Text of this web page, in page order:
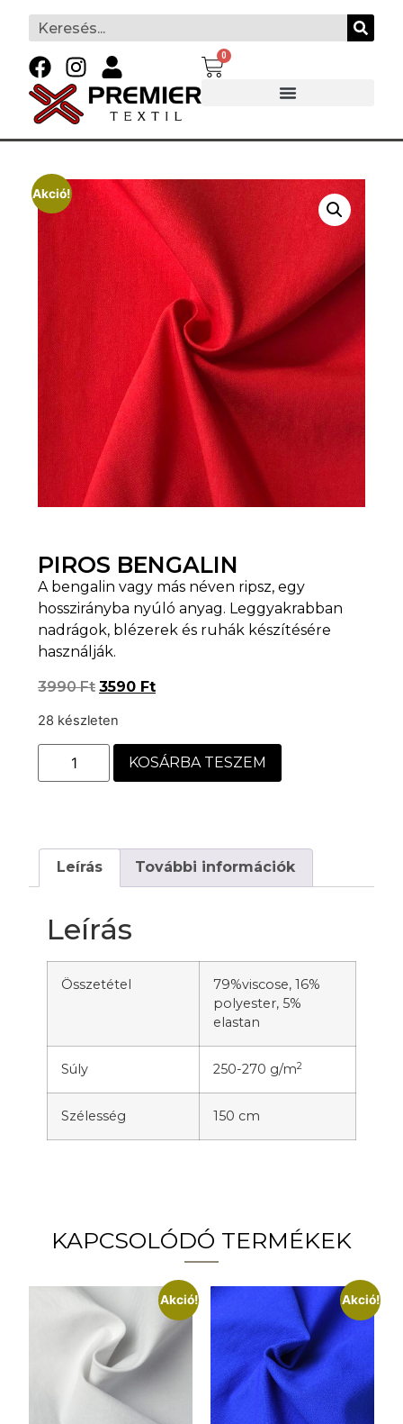
0
Akció!
PIROS BENGALIN
A bengalin vagy más néven ripsz, egy
hosszirányba nyúló anyag. Leggyakrabban
nadrágok, blézerek és ruhák készítésére
használják.
3990Ft 3590 Ft
28 készleten
KOSÁRBA TESZEM
Leírás További információk
Leírás
Összetétel
79%viscose, 16%
polyester, 5%
elastan
Súly 250-270 g/m2
Szélesség 150 cm
KAPCSOLÓDÓ TERMÉKEK
Akció! Akció!